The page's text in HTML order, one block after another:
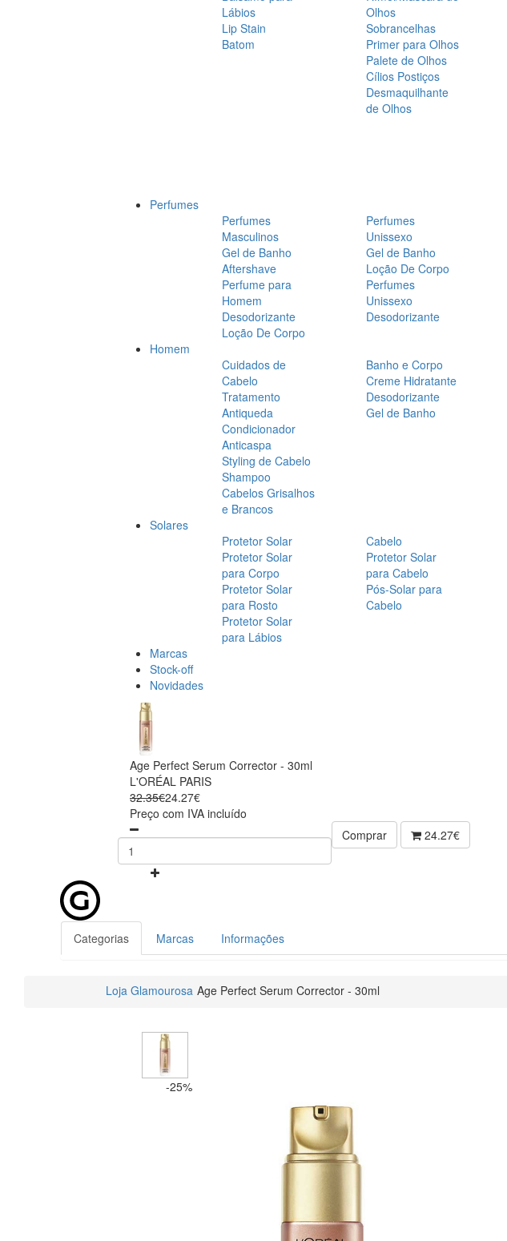
Lábios
Lip Stain
Batom
Olhos
Sobrancelhas
Primer para Olhos
Palete de Olhos
Cílios Postiços
Desmaquilhante
de Olhos
Perfumes
Perfumes
Masculinos
Gel de Banho
Aftershave
Perfume para
Homem
Desodorizante
Loção De Corpo
Perfumes
Unissexo
Gel de Banho
Loção De Corpo
Perfumes
Unissexo
Desodorizante
Homem
Cuidados de
Cabelo
Tratamento
Antiqueda
Condicionador
Anticaspa
Styling de Cabelo
Shampoo
Cabelos Grisalhos
e Brancos
Banho e Corpo
Creme Hidratante
Desodorizante
Gel de Banho
Solares
Protetor Solar
Protetor Solar
para Corpo
Protetor Solar
para Rosto
Protetor Solar
para Lábios
Cabelo
Protetor Solar
para Cabelo
Pós-Solar para
Cabelo
Marcas
Stock-off
Novidades
Age Perfect Serum Corrector - 30ml
L'ORÉAL PARIS
32.35€24.27€
Preço com IVA incluído
Comprar
24.27€
Categorias Marcas Informações
Loja Glamourosa Age Perfect Serum Corrector - 30ml
-25%